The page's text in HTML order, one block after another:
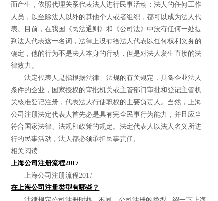
而产生，依照代理关系代表法人进行民事活动；法人的任何工作
人员，以至除法人以外的其他个人或者组织，都可以成为法人代
表。目前，在我国《民法通则》和《公司法》中没有任何一处提
到法人代表这一名词，法律上没有给法人代表以任何权利义务的
确定，他的行为不是法人本身的行动，但是对法人发生直接的法
律效力。
法定代表人是指根据法律、法规的有关规定，具备企业法人
条件的企业，国家授权的审批机关或主管部门审批和登记主管机
关核准登记注册，代表法人行使职权的主要负责人。当然，上海
公司注册法定代表人首先必是具有完全民事行为能力，并且应当
符合国家法律、法规和政策的规定。法定代表人以法人名义所进
行的民事活动，法人都必须承担民事责任。
相关阅读:
上海公司注册流程2017
上海公司注册流程2017
在上海公司注册类型有哪些？